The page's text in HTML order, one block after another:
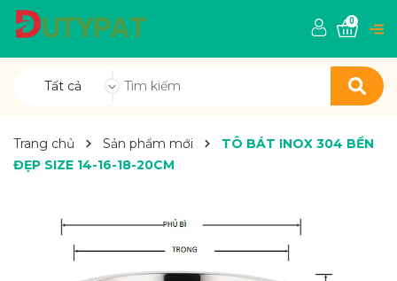
Tất cả
0
Trang chủ Sản phẩm mới
TÔ BÁT INOX 304 BỀN
ĐẸP SIZE 14-16-18-20CM